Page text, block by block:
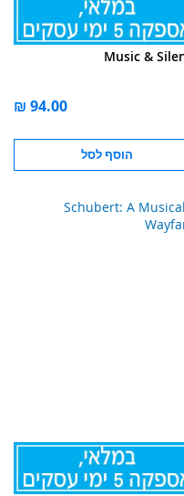
Music &
הוסף לסל